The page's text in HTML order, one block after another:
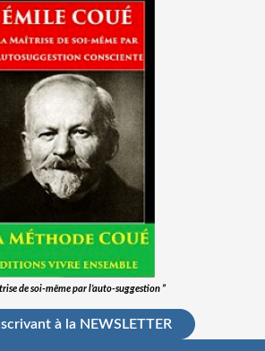
de soi-même par l’auto-suggestion ”
à la NEWSLETTER